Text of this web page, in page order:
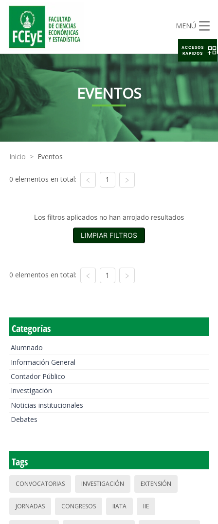
MENÚ
EVENTOS
Inicio > Eventos
0 elementos en total: 1
Los filtros aplicados no han arrojado resultados
LIMPIAR FILTROS
0 elementos en total: 1
Categorías
Alumnado
Información General
Contador Público
Investigación
Noticias institucionales
Debates
Tags
CONVOCATORIAS INVESTIGACIÓN EXTENSIÓN
JORNADAS CONGRESOS IIATA IIE
ACCESOS
RAPIDOS